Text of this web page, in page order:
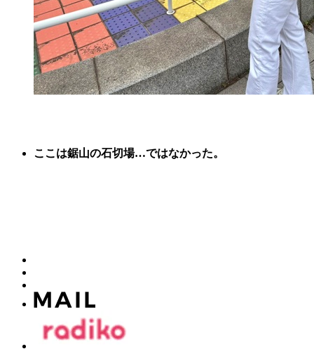
ここは鋸山の石切場…ではなかった。